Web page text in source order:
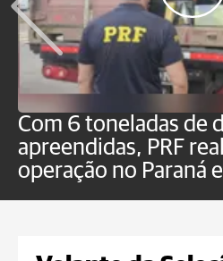
Com 6 toneladas de
apreendidas, PRF
operação no Paraná